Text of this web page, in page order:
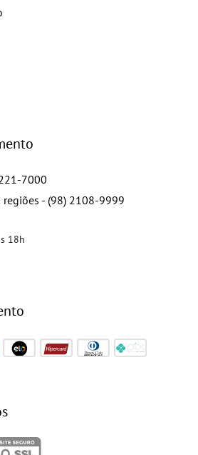
7000
regiões - (98) 2108-9999
18h